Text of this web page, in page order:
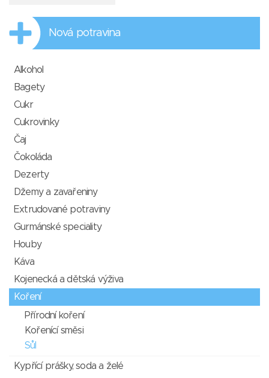
Nová potravina
Alkohol
Bagety
Cukr
Cukrovinky
Čaj
Čokoláda
Dezerty
Džemy a zavařeniny
Extrudované potraviny
Gurmánské speciality
Houby
Káva
Kojenecká a dětská výživa
Koření
Přírodní koření
Kořenící směsi
Sůl
Kypřící prášky, soda a želé